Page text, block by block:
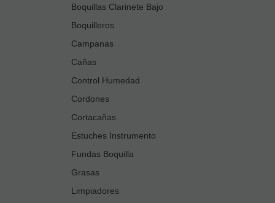
Boquillas Clarinete Bajo
Boquilleros
Campanas
Cañas
Control Humedad
Cordones
Cortacañas
Estuches Instrumento
Fundas Boquilla
Grasas
Limpiadores